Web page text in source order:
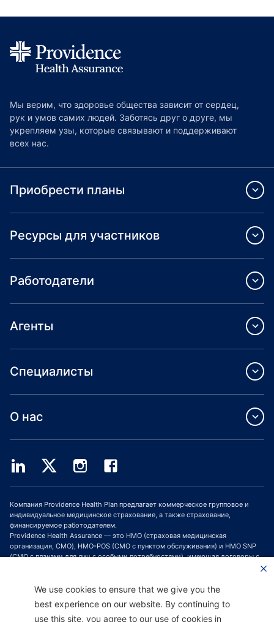
Мы верим, что здоровье общества зависит от сердец,
рук и умов самих людей. Заботясь друг о друге, мы
укрепляем узы, которые связывают и поддерживают
всех нас.
Приобрести планы
Ресурсы для участников
Работодатели
Агенты
Специалисты
О нас
Компания Providence Health Plan предлагает коммерческое групповое и
индивидуальное медицинское страхование, а также страхование,
финансируемое работодателем.
Providence Health Assurance — это HMO (страховая медицинская
организация, СМО), HMO-POS (СМО с пунктом обслуживания) и HMO SNP
(СМО с планами для лиц с особыми потребностями), имеющая договоры с
H9047_PHAAM20_M
We use cookies to ensure that we give you the
best experience on our website. By continuing to
use this site, you agree to our use of cookies in